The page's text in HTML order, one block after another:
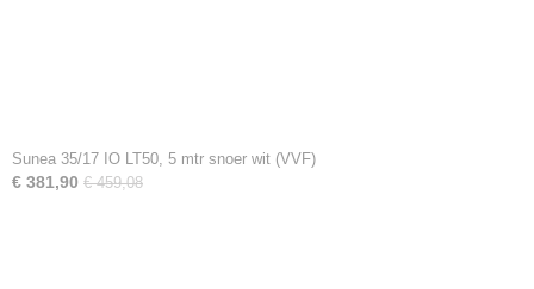
Sunea 35/17 IO LT50, 5 mtr snoer wit (VVF)
€ 381,90 € 459,08